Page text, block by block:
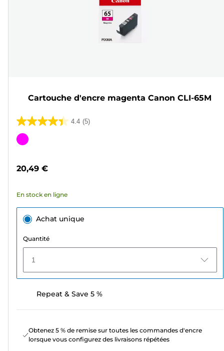
Cartouche d'encre magenta Canon CLI-65M
4.4 (5)
4.4
sur
Cartouche
20,49 €
En stock en ligne
Achat unique
Quantité
1
Repeat & Save 5 %
Obtenez 5 % de remise sur toutes les commandes d'encre
lorsque vous configurez des livraisons répétées